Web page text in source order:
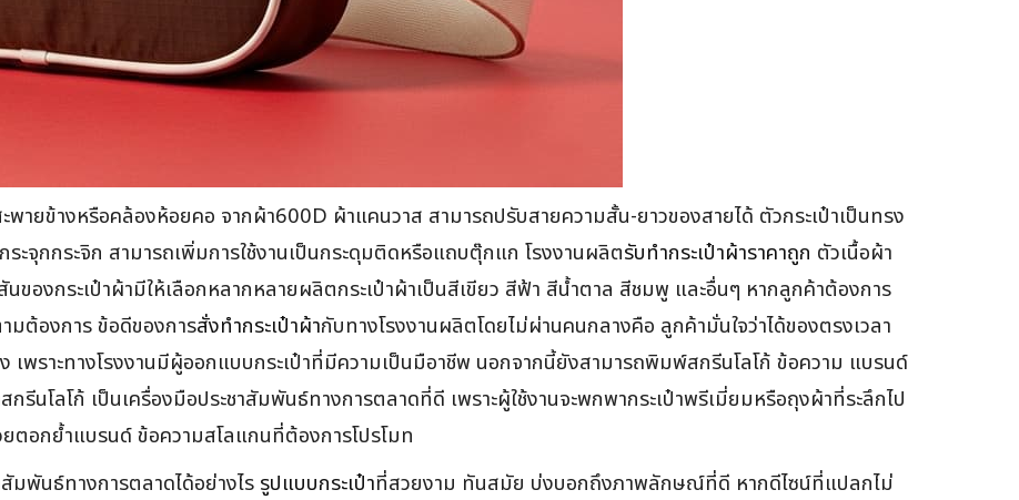
ายข้างหรือคล้องห้อยคอ จากผ้า600D ผ้าแคนวาส สามารถปรับสายความสั้น-ยาวของสายได้ ตัวกระเป๋าเป็นทรง
ะจุกกระจิก สามารถเพิ่มการใช้งานเป็นกระดุมติดหรือแถบตุ๊กแก โรงงานผลิตรับทำกระเป๋าผ้าราคาถูก ตัวเนื้อผ้า
ของกระเป๋าผ้ามีให้เลือกหลากหลายผลิตกระเป๋าผ้าเป็นสีเขียว สีฟ้า สีน้ำตาล สีชมพู และอื่นๆ หากลูกค้าต้องการ
มต้องการ ข้อดีของการสั่งทำกระเป๋าผ้ากับทางโรงงานผลิตโดยไม่ผ่านคนกลางคือ ลูกค้ามั่นใจว่าได้ของตรงเวลา
พราะทางโรงงานมีผู้ออกแบบกระเป๋าที่มีความเป็นมือาชีพ นอกจากนี้ยังสามารถพิมพ์สกรีนโลโก้ ข้อความ แบรนด์
กรีนโลโก้ เป็นเครื่องมือประชาสัมพันธ์ทางการตลาดที่ดี เพราะผู้ใช้งานจะพกพากระเป๋าพรีเมี่ยมหรือถุงผ้าที่ระลึกไป
ตอกย้ำแบรนด์ ข้อความสโลแกนที่ต้องการโปรโมท
มพันธ์ทางการตลาดได้อย่างไร รูปแบบกระเป๋าที่สวยงาม ทันสมัย บ่งบอกถึงภาพลักษณ์ที่ดี หากดีไซน์ที่แปลกไม่